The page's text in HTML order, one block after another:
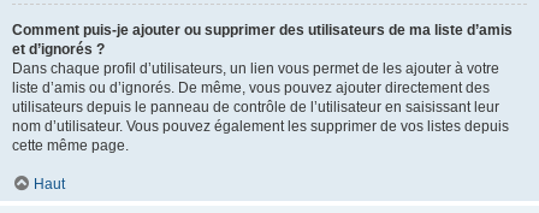
Comment puis-je ajouter ou supprimer des utilisateurs de ma liste d’amis
et d’ignorés ?
Dans chaque profil d’utilisateurs, un lien vous permet de les ajouter à votre
liste d’amis ou d’ignorés. De même, vous pouvez ajouter directement des
utilisateurs depuis le panneau de contrôle de l’utilisateur en saisissant leur
nom d’utilisateur. Vous pouvez également les supprimer de vos listes depuis
cette même page.
Haut